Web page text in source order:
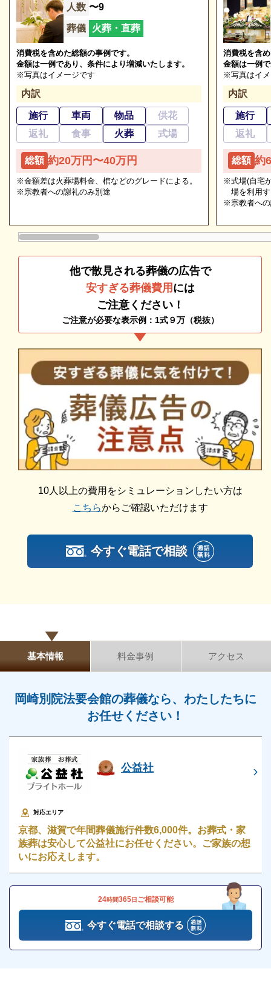
ご相談は無料で承ります
非日常的な葬儀のこと。初めての方はもちろん、経験
のある方でもわからないことが多いものです。少しで
も不安や心配事があれば、些細と思われることでも遠
慮なくご相談ください。相談によりイメージが浮かん
で理解が進めば、必要・不要の判断もつきやすくなり
追加料金の心配がない総額費用を提示します
人数・式場・火葬場などの各種条件やご要望、ご事情
にあわせて、お見積りを作成いたします。葬儀を施行
する前に総額費用をご確認いただき、それぞれの内訳
をご説明します。その上で葬儀費用の総額にご納得い
ただいてから施行いたしますのでご安心ください。
人数 〜9
葬儀 火葬・直葬
消費税を含めた総額の事例です。
金額は一例であり、条件により増減いたします。
※写真はイメージです
内訳
施行 車両 物品
供花
返礼
食事 火葬 式場
総額 約20万円〜40万円
※金額差は火葬場料金、棺などのグレードによる。
※宗教者への謝礼のみ別途
消費税を含
金額は一例
※写真はイ
内訳
施行
返礼
総額 約
※式場(自宅
場を利用
※宗教者へ
他で散見される葬儀の広告で
安すぎる葬儀費用 には
ご注意ください！
ご注意が必要な表示例：1式９万（税抜）
10人以上の費用をシミュレーションしたい方は
こちらからご確認いただけます
今すぐ電話で相談
基本情報 料金事例 アクセス
岡崎別院法要会館の葬儀なら、わたしたちに
お任せください！
公益社
対応エリア
京都、滋賀で年間葬儀施行件数6,000件。お葬式・家
族葬は安心して公益社にお任せください。ご家族の想
いにお応えします。
24時間365日 ご相談可能
今すぐ電話で相談する